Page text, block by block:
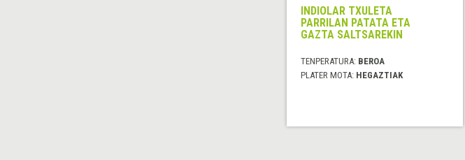
INDIOLAR TXULETA
PARRILAN PATATA ETA
GAZTA SALTSAREKIN
TENPERATURA: BEROA
PLATER MOTA: HEGAZTIAK